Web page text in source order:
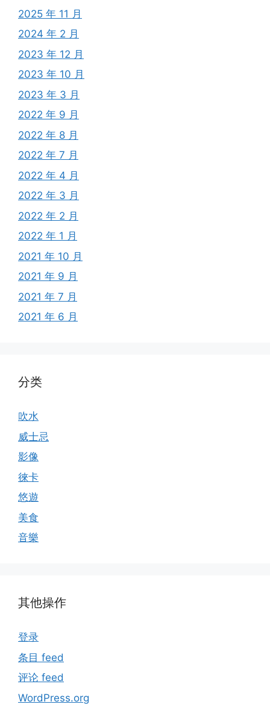
2025 年 11 月
2024 年 2 月
2023 年 12 月
2023 年 10 月
2023 年 3 月
2022 年 9 月
2022 年 8 月
2022 年 7 月
2022 年 4 月
2022 年 3 月
2022 年 2 月
2022 年 1 月
2021 年 10 月
2021 年 9 月
2021 年 7 月
2021 年 6 月
分类
吹水
威士忌
影像
徠卡
悠遊
美食
音樂
其他操作
登录
条目 feed
评论 feed
WordPress.org